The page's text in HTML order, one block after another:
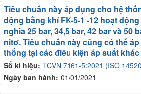
Số kí hiệu: TCVN 7161-5:2021 (ISO
Ngày ban hành: 01/01/2021
Tiêu chuẩn này áp dụng cho hệ
động bằng khí FK-5-1 -12 hoạt
nghĩa 25 bar, 34,5 bar, 42 bar và 50
nitơ. Tiêu chuẩn này cũng có thể
thống tại các điều kiện áp suất khác